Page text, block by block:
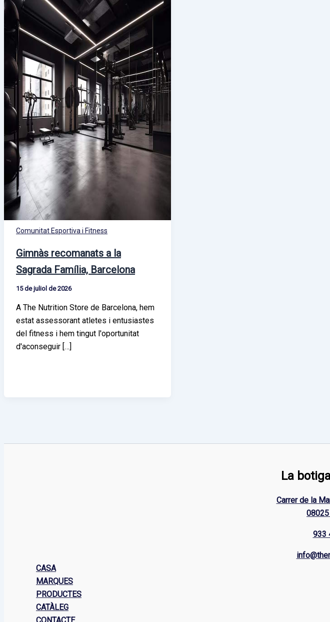
Comunitat Esportiva i Fitness
Gimnàs recomanats a la
Sagrada Família, Barcelona
15 de juliol de 2026
A The Nutrition Store de Barcelona, hem
estat assessorant atletes i entusiastes
del fitness i hem tingut l'oportunitat
d'aconseguir […]
La
Carrer de la
933
CASA
MARQUES
PRODUCTES
CATÀLEG